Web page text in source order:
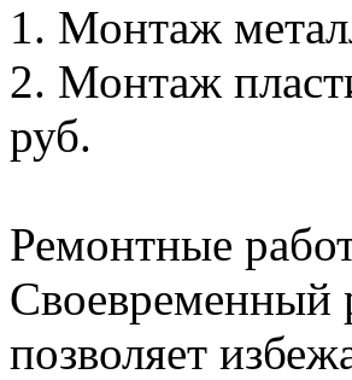
1. Монтаж
2. Монтаж
руб.
Ремонтные
Своевременный
позволяет